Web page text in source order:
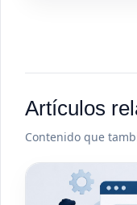
Artículos
Contenido que